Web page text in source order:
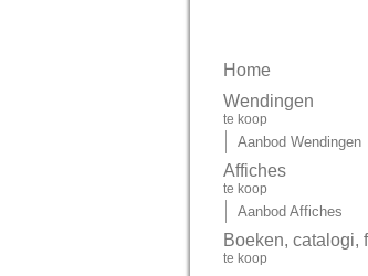
Home
Wendingen
te koop
Aanbod Wendingen
Affiches
te koop
Aanbod Affiches
Boeken, catalogi,
te koop